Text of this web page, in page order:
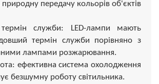
природну передачу кольорів об'єктів
служби: LED-лампи мають
термін служби порівняно з
лампами розжарювання.
ефективна система охолодження
безшумну роботу світильника.